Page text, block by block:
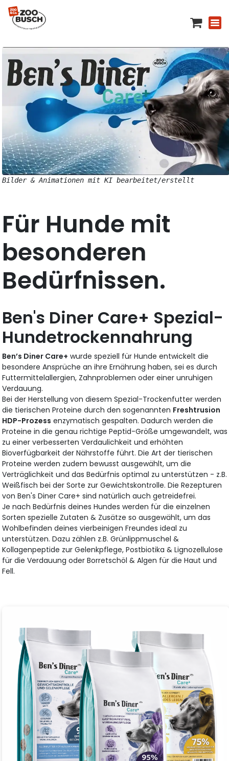
Bilder & Animationen mit KI bearbeitet/erstellt
Für Hunde mit
besonderen
Bedürfnissen.
Ben's Diner Care+ Spezial-
Hundetrockennahrung
Ben’s Diner Care+ wurde speziell für Hunde entwickelt die
besondere Ansprüche an ihre Ernährung haben, sei es durch
Futtermittelallergien, Zahnproblemen oder einer unruhigen
Verdauung.
Bei der Herstellung von diesem Spezial-Trockenfutter werden
die tierischen Proteine durch den sogenannten Freshtrusion
HDP-Prozess enzymatisch gespalten. Dadurch werden die
Proteine in die genau richtige Peptid-Größe umgewandelt, was
zu einer verbesserten Verdaulichkeit und erhöhten
Bioverfügbarkeit der Nährstoffe führt. Die Art der tierischen
Proteine werden zudem bewusst ausgewählt, um die
Verträglichkeit und das Bedürfnis optimal zu unterstützen - z.B.
Weißfisch bei der Sorte zur Gewichtskontrolle. Die Rezepturen
von Ben's Diner Care+ sind natürlich auch getreidefrei.
Je nach Bedürfnis deines Hundes werden für die einzelnen
Sorten spezielle Zutaten & Zusätze so ausgewählt, um das
Wohlbefinden deines vierbeinigen Freundes ideal zu
unterstützen. Dazu zählen z.B. Grünlippmuschel &
Kollagenpeptide zur Gelenkpflege, Postbiotika & Lignozellulose
für die Verdauung oder Borretschöl & Algen für die Haut und
Fell.